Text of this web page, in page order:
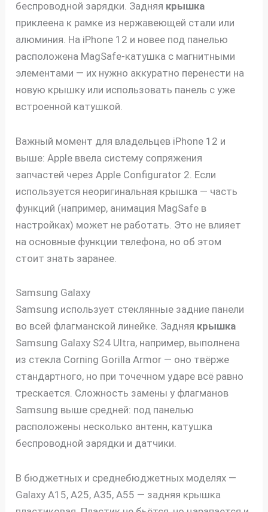
беспроводной зарядки. Задняя крышка
приклеена к рамке из нержавеющей стали или
алюминия. На iPhone 12 и новее под панелью
расположена MagSafe-катушка с магнитными
элементами — их нужно аккуратно перенести на
новую крышку или использовать панель с уже
встроенной катушкой.
Важный момент для владельцев iPhone 12 и
выше: Apple ввела систему сопряжения
запчастей через Apple Configurator 2. Если
используется неоригинальная крышка — часть
функций (например, анимация MagSafe в
настройках) может не работать. Это не влияет
на основные функции телефона, но об этом
стоит знать заранее.
Samsung Galaxy
Samsung использует стеклянные задние панели
во всей флагманской линейке. Задняя крышка
Samsung Galaxy S24 Ultra, например, выполнена
из стекла Corning Gorilla Armor — оно твёрже
стандартного, но при точечном ударе всё равно
трескается. Сложность замены у флагманов
Samsung выше средней: под панелью
расположены несколько антенн, катушка
беспроводной зарядки и датчики.
В бюджетных и среднебюджетных моделях —
Galaxy A15, A25, A35, A55 — задняя крышка